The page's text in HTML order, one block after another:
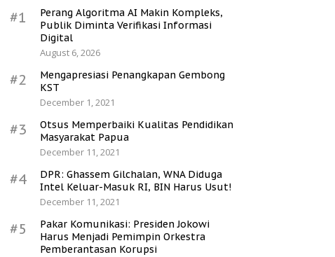
#1
Perang Algoritma AI Makin Kompleks,
Publik Diminta Verifikasi Informasi
Digital
August 6, 2026
#2
Mengapresiasi Penangkapan Gembong
KST
December 1, 2021
#3
Otsus Memperbaiki Kualitas Pendidikan
Masyarakat Papua
December 11, 2021
#4
DPR: Ghassem Gilchalan, WNA Diduga
Intel Keluar-Masuk RI, BIN Harus Usut!
December 11, 2021
#5
Pakar Komunikasi: Presiden Jokowi
Harus Menjadi Pemimpin Orkestra
Pemberantasan Korupsi